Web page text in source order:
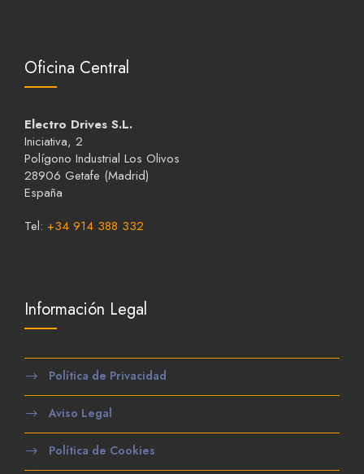
Oficina Central
Electro Drives S.L.
Iniciativa, 2
Polígono Industrial Los Olivos
28906 Getafe (Madrid)
España
Tel: +34 914 388 332
Información Legal
Política de Privacidad
Aviso Legal
Política de Cookies